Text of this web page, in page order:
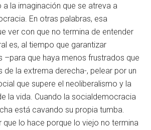
a la imaginación que se atreva a
En otras palabras, esa
ver con que no termina de entender
es, al tiempo que garantizar
–para que haya menos frustrados que
de la extrema derecha-, pelear por un
que supere el neoliberalismo y la
la vida. Cuando la socialdemocracia
está cavando su propia tumba.
que lo hace porque lo viejo no termina